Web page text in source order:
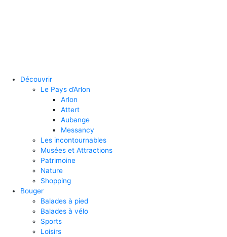
Découvrir
Le Pays d’Arlon
Arlon
Attert
Aubange
Messancy
Les incontournables
Musées et Attractions
Patrimoine
Nature
Shopping
Bouger
Balades à pied
Balades à vélo
Sports
Loisirs